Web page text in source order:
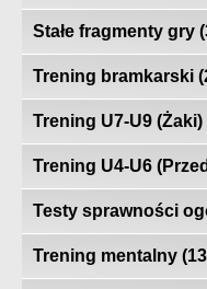
Stałe fragmenty gry
Trening bramkarski
Trening U7-U9 (Żaki)
Trening U4-U6
Testy sprawności
Trening mentalny